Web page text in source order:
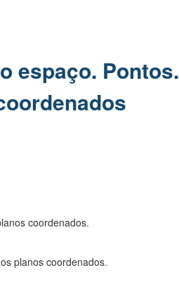
espaço. Pontos.
coordenados.
planos coordenados.